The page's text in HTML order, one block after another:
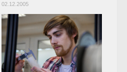
02.12.2005